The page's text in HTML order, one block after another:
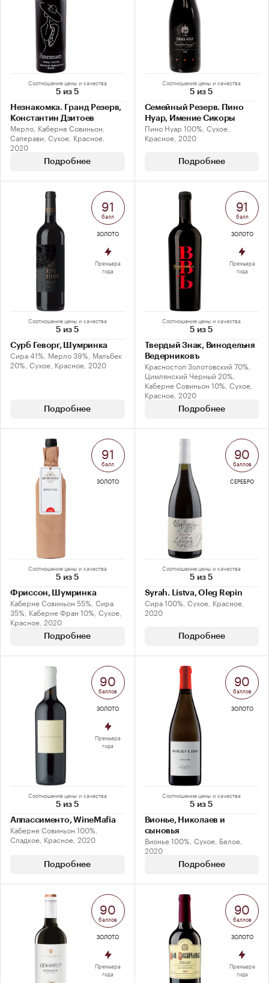
Соотношение цены и качества
5 из 5
Незнакомка. Гранд Резерв,
Константин Дзитоев
Мерло, Каберне Совиньон,
Саперави, Сухое, Красное,
2020
Подробнее
Соотношение цены и качества
5 из 5
Семейный Резерв. Пино
Нуар, Имение Сикоры
Пино Нуар 100%, Сухое,
Красное, 2020
Подробнее
Соотношение цены и качества
5 из 5
Сурб Геворг, Шумринка
Сира 41%, Мерло 39%, Мальбек
20%, Сухое, Красное, 2020
Подробнее
91
балл
ЗОЛОТО
Премьера
гида
Соотношение цены и качества
5 из 5
Твердый Знак, Винодельня
Ведерниковъ
Красностоп Золотовский 70%,
Цимлянский Черный 20%,
Каберне Совиньон 10%, Сухое,
Красное, 2020
Подробнее
91
балл
ЗОЛОТО
Премьера
гида
Соотношение цены и качества
5 из 5
Фриссон, Шумринка
Каберне Совиньон 55%, Сира
35%, Каберне Фран 10%, Сухое,
Красное, 2020
Подробнее
91
балл
ЗОЛОТО
Соотношение цены и качества
5 из 5
Syrah. Listva, Oleg Repin
Сира 100%, Сухое, Красное,
2020
Подробнее
90
баллов
СЕРЕБРО
Соотношение цены и качества
5 из 5
Аппассименто, WineMafia
Каберне Совиньон 100%,
Сладкое, Красное, 2020
Подробнее
90
баллов
ЗОЛОТО
Премьера
гида
Соотношение цены и качества
5 из 5
Вионье, Николаев и
сыновья
Вионье 100%, Сухое, Белое,
2020
Подробнее
90
баллов
ЗОЛОТО
90
баллов
ЗОЛОТО
Премьера
гида
90
баллов
ЗОЛОТО
Премьера
гида